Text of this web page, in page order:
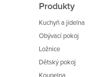
Produkty
Kuchyň a jídelna
Obývací pokoj
Ložnice
Dětský pokoj